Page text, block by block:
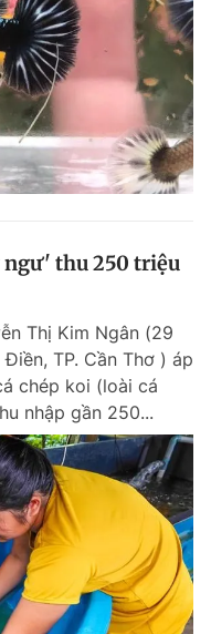
ngư' thu 250 triệu
Thị Kim Ngân (29
TP. Cần Thơ ) áp
chép koi (loài cá
nhập gần 250...